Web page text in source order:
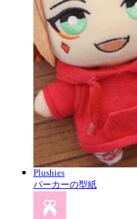
Plushies
パーカーの型紙